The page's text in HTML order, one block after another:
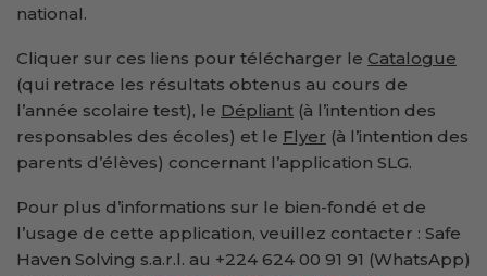
national.
Cliquer sur ces liens pour télécharger le Catalogue
(qui retrace les résultats obtenus au cours de
l’année scolaire test), le Dépliant (à l’intention des
responsables des écoles) et le Flyer (à l’intention des
parents d’élèves) concernant l’application SLG.
Pour plus d’informations sur le bien-fondé et de
l’usage de cette application, veuillez contacter : Safe
Haven Solving s.a.r.l. au +224 624 00 91 91 (WhatsApp)